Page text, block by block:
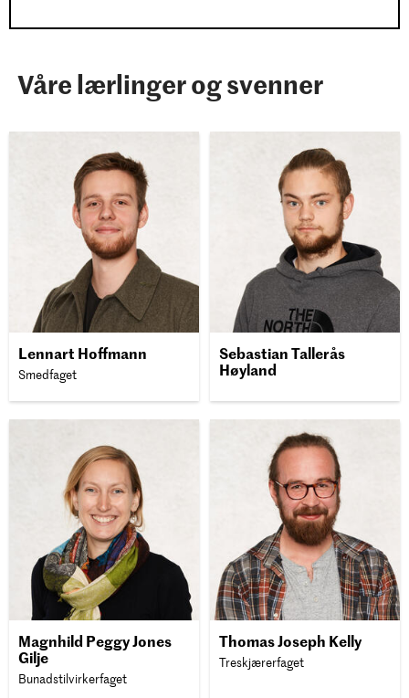
Våre lærlinger og svenner
Lennart Hoffmann
Smedfaget
Sebastian Tallerås
Høyland
Magnhild Peggy Jones
Gilje
Bunadstilvirkerfaget
Thomas Joseph Kelly
Treskjærerfaget